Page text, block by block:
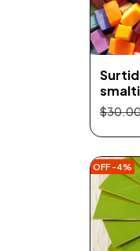
OFF -4%